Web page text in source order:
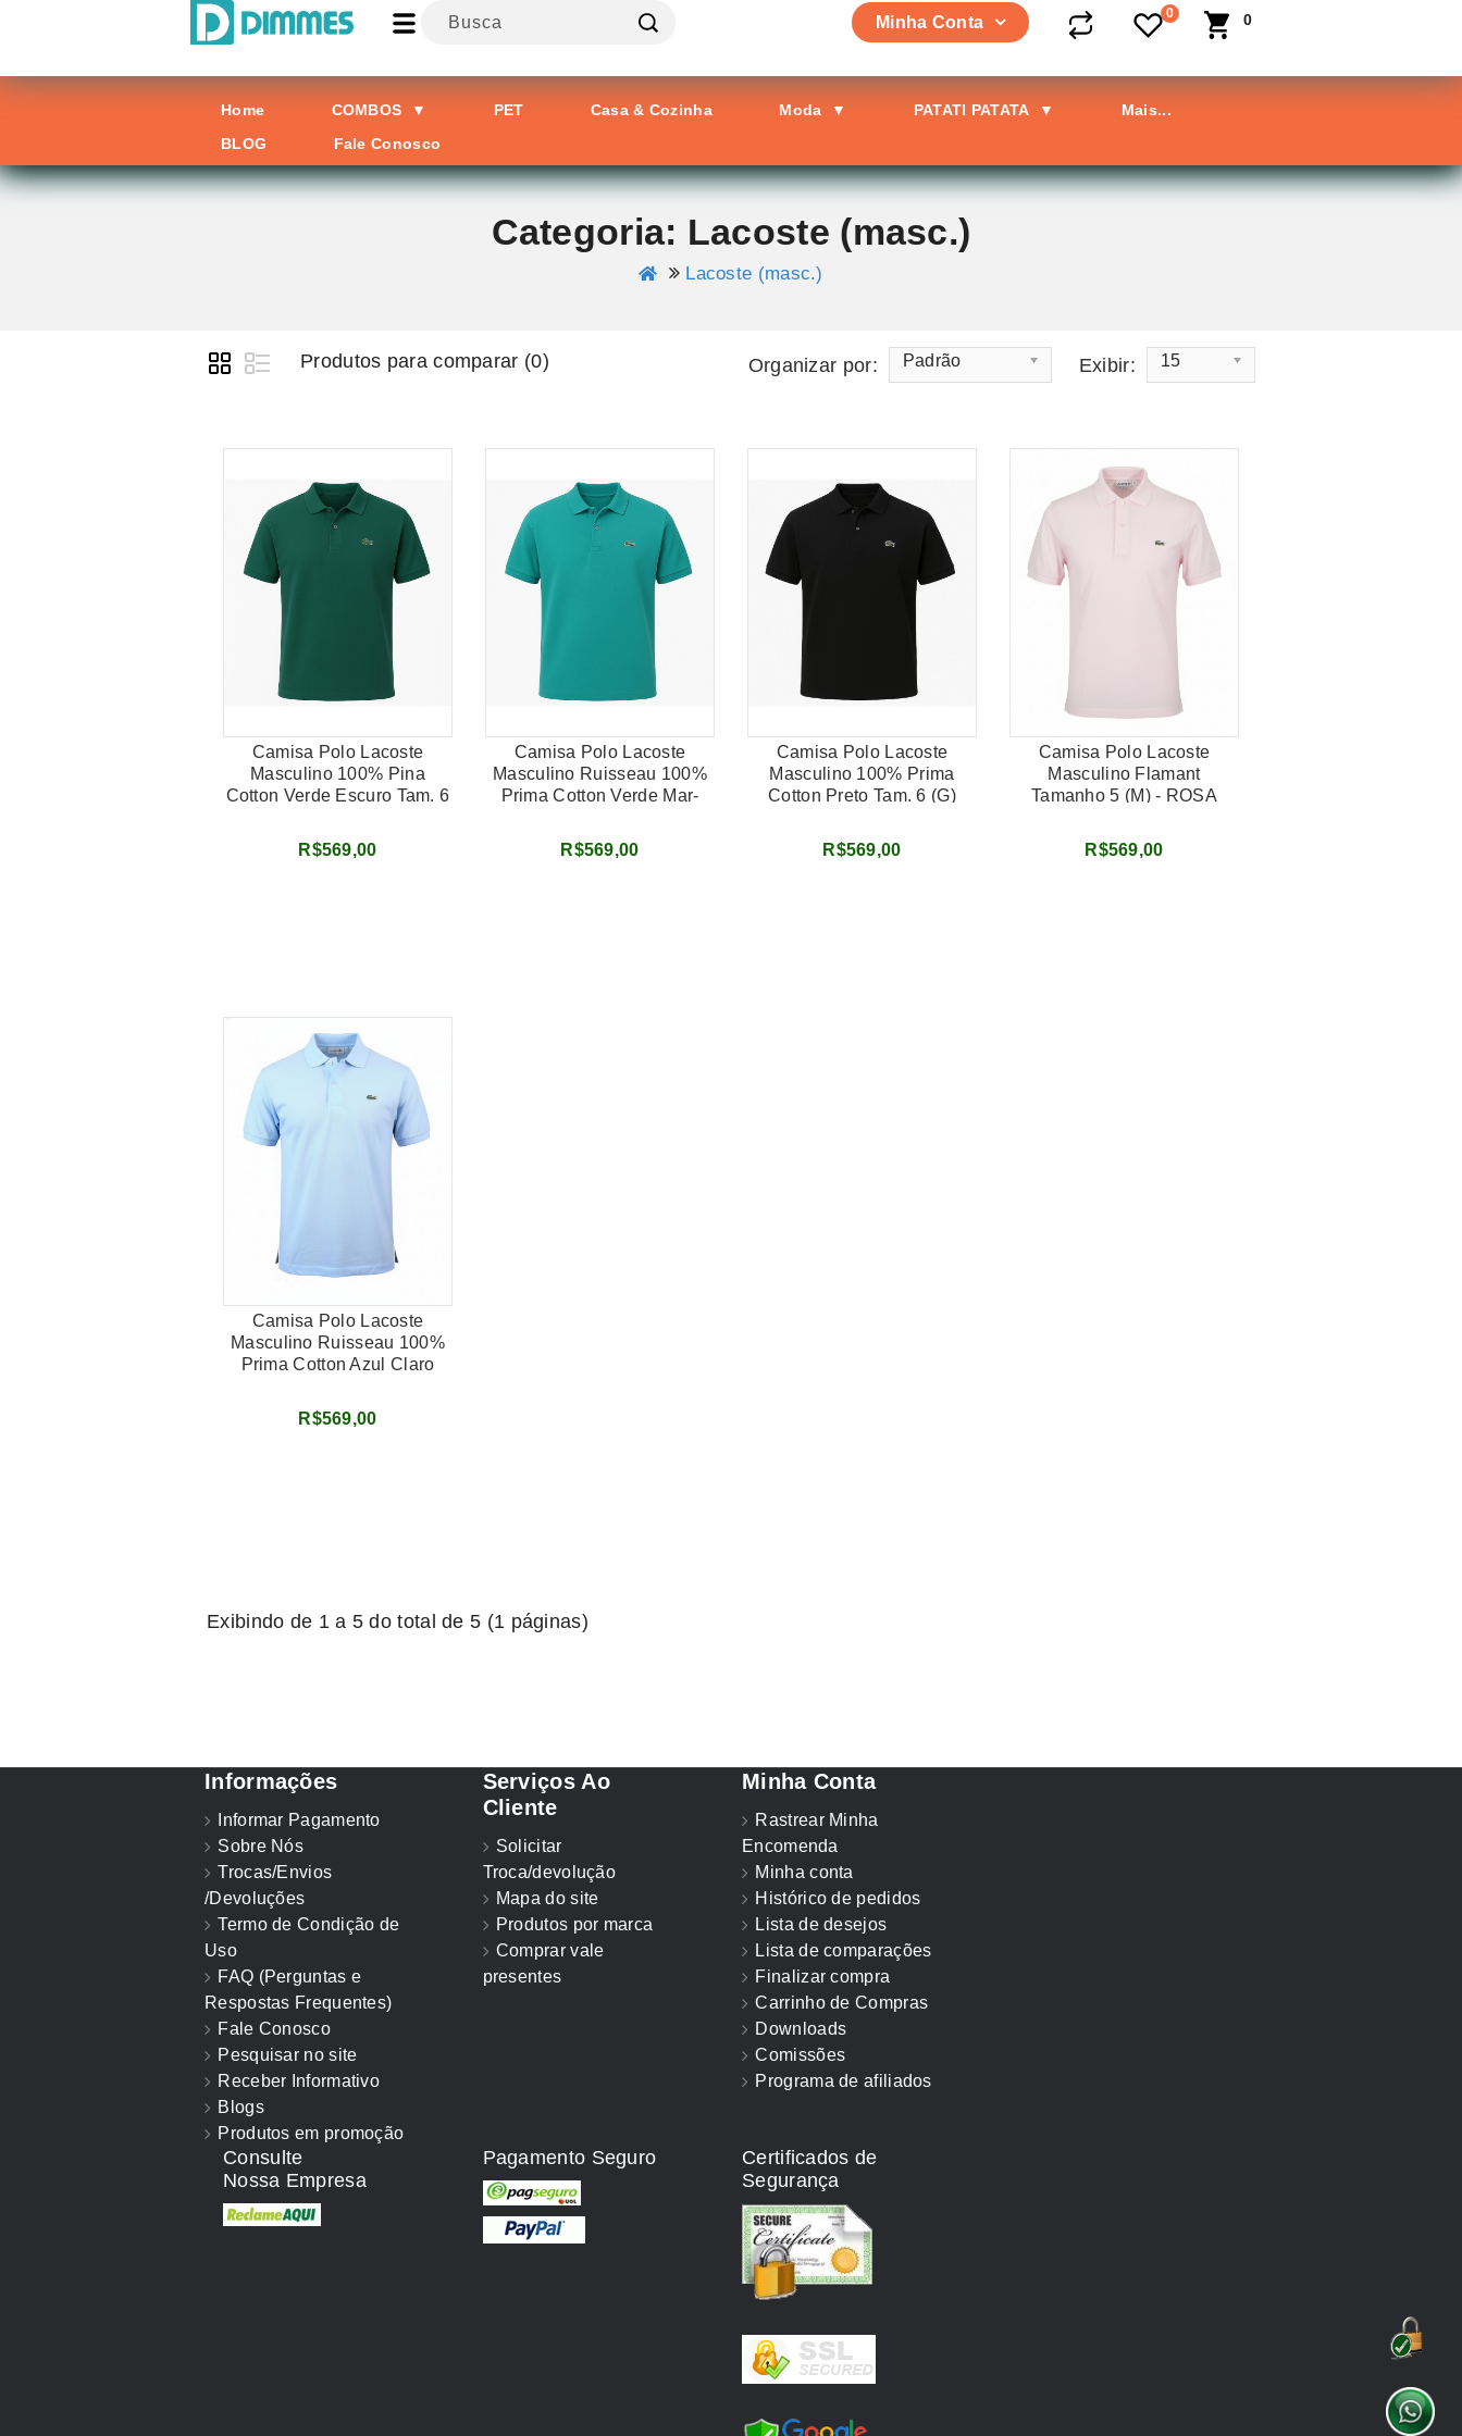
0 0
Minha Conta
Home COMBOS ▼ PET Casa & Cozinha Moda ▼ PATATI PATATA ▼
Mais...
BLOG
Fale Conosco
Categoria: Lacoste (masc.)
Lacoste (masc.)
Produtos para comparar (0) Organizar por: Padrão Exibir: 15
Camisa Polo Lacoste
Masculino 100% Pina
Cotton Verde Escuro Tam. 6
R$569,00
Camisa Polo Lacoste
Masculino Ruisseau 100%
Prima Cotton Verde Mar-
R$569,00
Camisa Polo Lacoste
Masculino 100% Prima
Cotton Preto Tam. 6 (G)
R$569,00
Camisa Polo Lacoste
Masculino Flamant
Tamanho 5 (M) - ROSA
R$569,00
Camisa Polo Lacoste
Masculino Ruisseau 100%
Prima Cotton Azul Claro
R$569,00
Exibindo de 1 a 5 do total de 5 (1 páginas)
Informações
Informar Pagamento
Sobre Nós
Trocas/Envios
/Devoluções
Termo de Condição de
Uso
FAQ (Perguntas e
Respostas Frequentes)
Fale Conosco
Pesquisar no site
Receber Informativo
Blogs
Produtos em promoção
Serviços Ao
Cliente
Solicitar
Troca/devolução
Mapa do site
Produtos por marca
Comprar vale
presentes
Minha Conta
Rastrear Minha
Encomenda
Minha conta
Histórico de pedidos
Lista de desejos
Lista de comparações
Finalizar compra
Carrinho de Compras
Downloads
Comissões
Programa de afiliados
Consulte
Nossa Empresa
Pagamento Seguro
Certificados de
Segurança